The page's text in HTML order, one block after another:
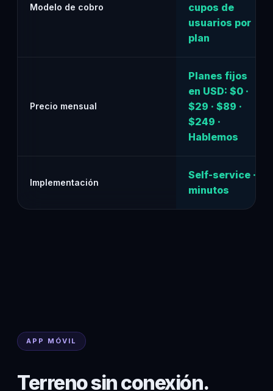
Modelo de cobro
cupos de
usuarios por
plan
Precio mensual
Planes fijos
en USD: $0 ·
$29 · $89 ·
$249 ·
Hablemos
Implementación
Self-service ·
minutos
APP MÓVIL
Terreno sin conexión.